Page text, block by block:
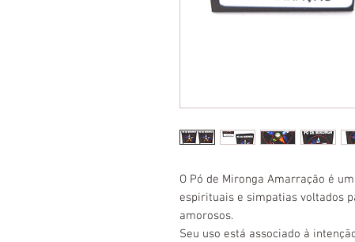
O Pó de Mironga Amarração é
espirituais e simpatias voltados
amorosos.
Seu uso está associado à